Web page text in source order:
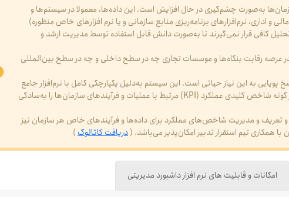
به‌صورت چشم‌گیری در حال افزایش است. این داده‌ها، معمولا در سیستم‌ها و
و اداری، نرم‌افزارهای برنامه‌ریزی منابع سازمانی و یا نرم افزارهای خاص منظوره)
کافی قرار نمی‌گیرند تا به‌صورت دانش قابل استفاده توسط مدیریت ارشد و
در عرصه رقابت بنگاه‌ها و موسسات تجاری چه در سطح داخلی و چه در سطح بین‌المللی
به این نیاز حیاتی است. این سیستم به‌دلیل یکپارچگی کامل با نرم‌افزار جامع
مالی و اداری تدبیر، امکان معرفی و مانیتورینگ هر گونه شاخص کلیدی عملکرد (KPI) مرتبط با عملیات و فرآیندهای سازمان‌ها را به‌سادگی
و تعریف و مدیریت شاخص‌های عملکرد برای داده‌ها و فرآیندهای خاص هر سازمان نیز
همکاری تیم استقرار تدبیر امکان‌پذیر می‌باشد. (دریافت کاتالوگ)
امکانات و قابلیت های نرم افزار داشبورد مدیریتی